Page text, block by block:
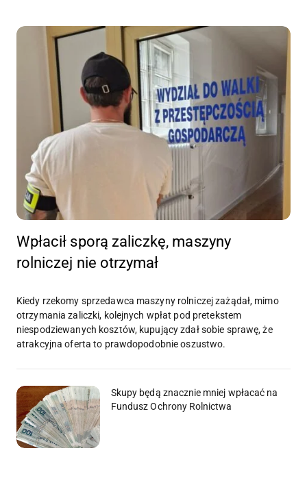
Wpłacił sporą zaliczkę, maszyny
rolniczej nie otrzymał
Kiedy rzekomy sprzedawca maszyny rolniczej zażądał, mimo
otrzymania zaliczki, kolejnych wpłat pod pretekstem
niespodziewanych kosztów, kupujący zdał sobie sprawę, że
atrakcyjna oferta to prawdopodobnie oszustwo.
Skupy będą znacznie mniej wpłacać na
Fundusz Ochrony Rolnictwa